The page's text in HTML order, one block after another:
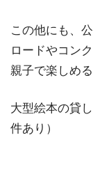
この他にも、
ロードやコンク
親子で楽しめ
大型絵本の貸
件あり）